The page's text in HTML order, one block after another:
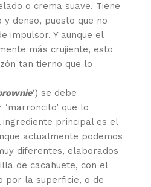
o crema suave. Tiene
y denso, puesto que no
impulsor. Y aunque el
más crujiente, esto
tan tierno que lo
‘) se debe
que lo
principal es el
actualmente podemos
diferentes, elaborados
de cacahuete, con el
por la superficie, o de